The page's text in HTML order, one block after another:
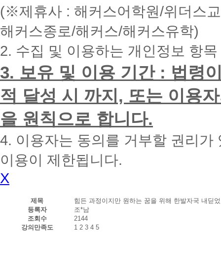
간
내
에
화
드
리
겠
습
니
다.
(※제휴사 : 해커스어학원/위더스
해커스종로/해커스/해커스유학)
2. 수집 및 이용하는 개인정보 항
3. 보유 및 이용 기간 : 법령
적 달성 시 까지, 또는 이용
을 원칙으로 합니다.
4. 이용자는 동의를 거부할 권리
이용이 제한됩니다.
X
제목
힘든 과정이지만 원하는 꿈을 위해 한발자국 내딛
등록자
조*남
조회수
2144
강의만족도
1 2 3 4 5